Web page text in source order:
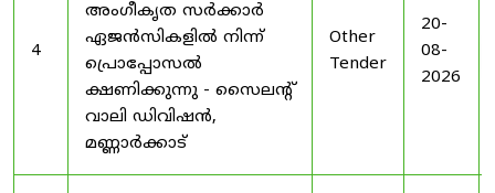
4
അംഗീകൃത സർക്കാർ
ഏജൻസികളിൽ നിന്ന്
പ്രൊപ്പോസൽ
ക്ഷണിക്കുന്നു - സൈലന്റ്
വാലി ഡിവിഷൻ,
മണ്ണാർക്കാട്
Other
Tender
20-
08-
2026